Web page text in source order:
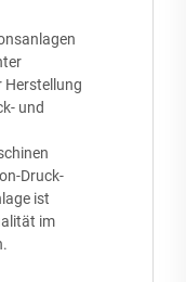
Herstellung
und
Druck-
ist
im